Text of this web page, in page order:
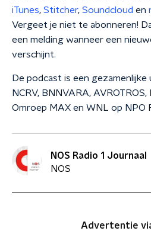
iTunes, Stitcher, Soundcloud en
Vergeet je niet te abonneren!
een melding wanneer een
verschijnt.
De podcast is een gezamenlijke
NCRV, BNNVARA, AVROTROS,
Omroep MAX en WNL op NPO
NOS Radio 1 Journaal
NOS
Advertentie